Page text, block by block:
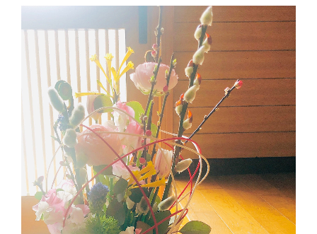
ー
は
ス
プ